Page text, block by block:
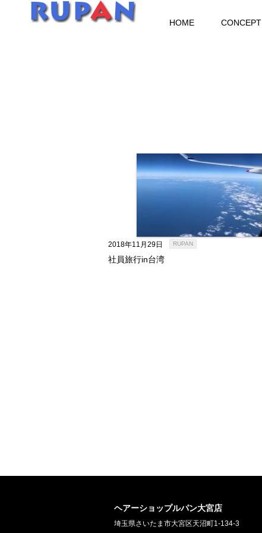
HOME CONCEPT
2018年11月29日 RUPAN
社員旅行in台湾
ヘアーショップルパン大宮店
埼玉県さいたま市大宮区天沼町1-134-3